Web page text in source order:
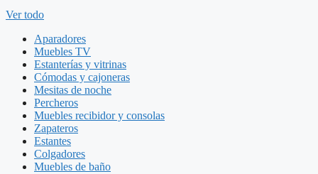
Ver todo
Aparadores
Muebles TV
Estanterías y vitrinas
Cómodas y cajoneras
Mesitas de noche
Percheros
Muebles recibidor y consolas
Zapateros
Estantes
Colgadores
Muebles de baño